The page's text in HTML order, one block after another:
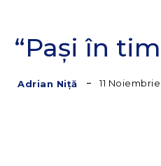
“Pași în
Adrian Niță 11